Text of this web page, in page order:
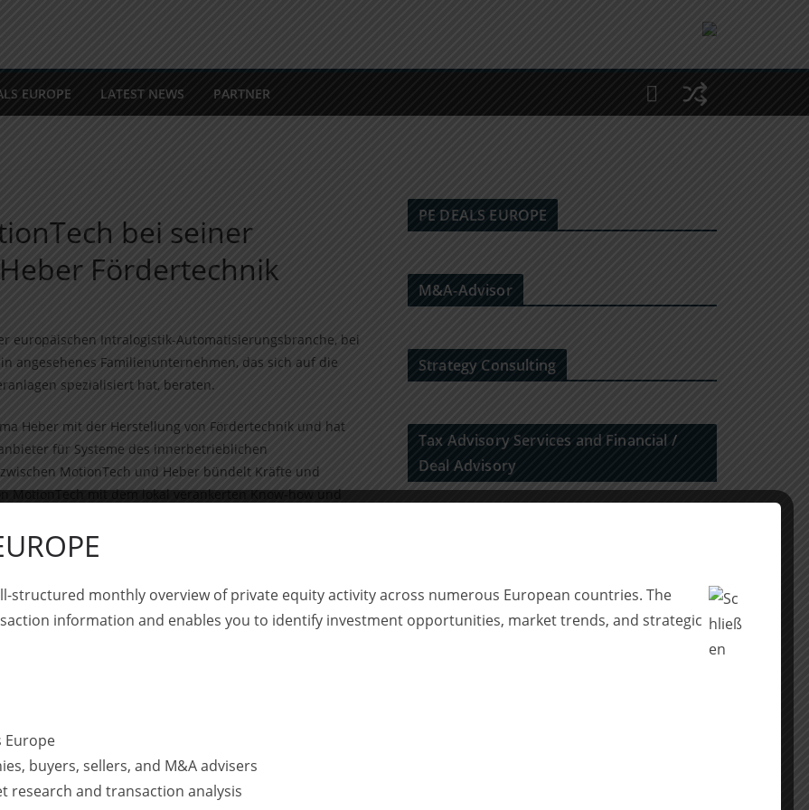
EUROPE LATEST NEWS PARTNER
bei seiner
Fördertechnik
europäischen Intralogistik-Automatisierungsbranche, bei
angesehenes Familienunternehmen, das sich auf die
spezialisiert hat, beraten.
Heber mit der Herstellung von Fördertechnik und hat
für Systeme des innerbetrieblichen
MotionTech und Heber bündelt Kräfte und
MotionTech mit dem lokal verankerten Know-how und
und darüber hinaus noch bessere Leistungen
(Crowe BPG) hat MotionTech bei der Transaktion unter
Geschäftsführer) steuerlich beraten (Tax Due
PE DEALS EUROPE
M&A-Advisor
Strategy Consulting
Tax Advisory Services and Financial /
Deal Advisory
structured monthly overview of private equity activity across numerous European countries. The
information and enables you to identify investment opportunities, market trends, and strategic
Europe
buyers, sellers, and M&A advisers
research and transaction analysis